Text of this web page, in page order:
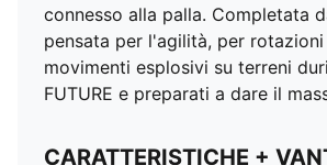
connesso alla palla. Completata
pensata per l'agilità, per
movimenti esplosivi su terreni
FUTURE e preparati a dare il
CARATTERISTICHE +